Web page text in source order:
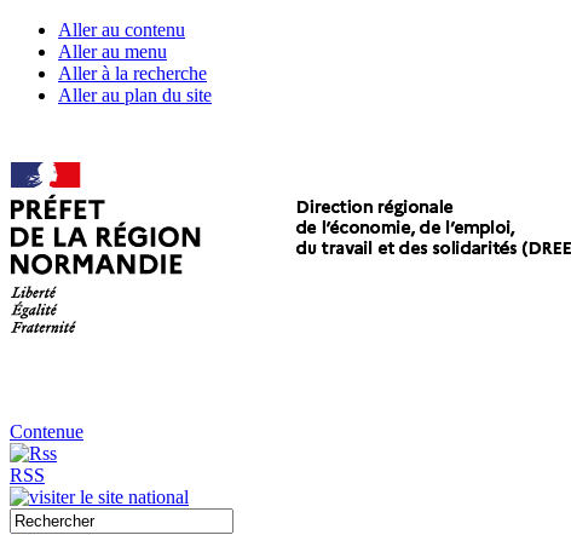
Aller au contenu
Aller au menu
Aller à la recherche
Aller au plan du site
Contenue
RSS